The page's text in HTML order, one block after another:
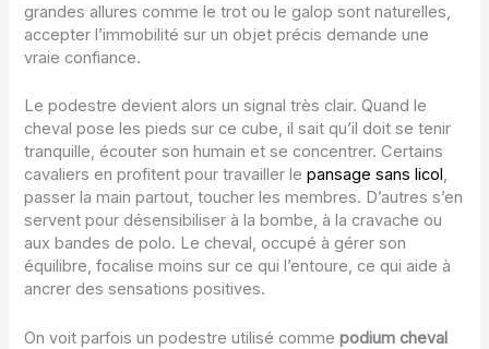
grandes allures comme le trot ou le galop sont naturelles,
accepter l’immobilité sur un objet précis demande une
vraie confiance.
Le podestre devient alors un signal très clair. Quand le
cheval pose les pieds sur ce cube, il sait qu’il doit se tenir
tranquille, écouter son humain et se concentrer. Certains
cavaliers en profitent pour travailler lepansage sans licol,
passer la main partout, toucher les membres. D’autres s’en
servent pour désensibiliser à la bombe, à la cravache ou
aux bandes de polo. Le cheval, occupé à gérer son
équilibre, focalise moins sur ce qui l’entoure, ce qui aide à
ancrer des sensations positives.
On voit parfois un podestre utilisé commepodium cheval